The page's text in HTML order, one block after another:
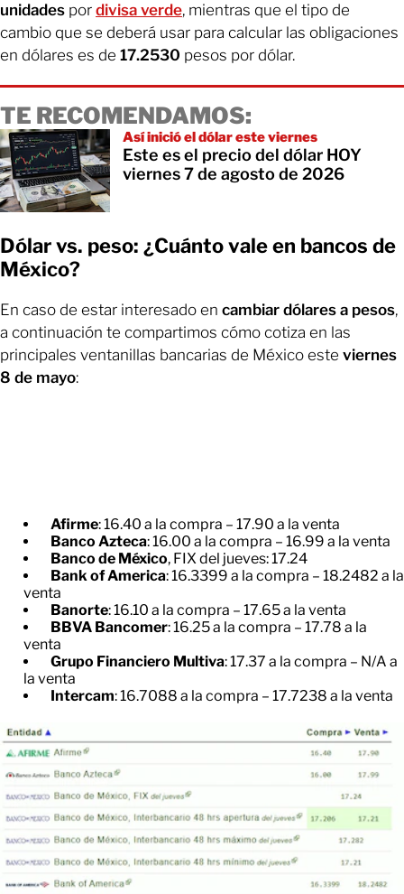
unidades por divisa verde, mientras que el tipo de
cambio que se deberá usar para calcular las obligaciones
en dólares es de 17.2530 pesos por dólar.
TE RECOMENDAMOS:
Así inició el dólar este viernes
Este es el precio del dólar HOY
viernes 7 de agosto de 2026
Dólar vs. peso: ¿Cuánto vale en bancos de
México?
En caso de estar interesado en cambiar dólares a pesos,
a continuación te compartimos cómo cotiza en las
principales ventanillas bancarias de México este viernes
8 de mayo:
Afirme: 16.40 a la compra – 17.90 a la venta
Banco Azteca: 16.00 a la compra – 16.99 a la venta
Banco de México, FIX del jueves: 17.24
Bank of America: 16.3399 a la compra – 18.2482 a la
venta
Banorte: 16.10 a la compra – 17.65 a la venta
BBVA Bancomer: 16.25 a la compra – 17.78 a la
venta
Grupo Financiero Multiva: 17.37 a la compra – N/A a
la venta
Intercam: 16.7088 a la compra – 17.7238 a la venta